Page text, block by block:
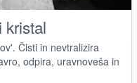
kristal
Čisti in nevtralizira
odpira, uravnoveša in